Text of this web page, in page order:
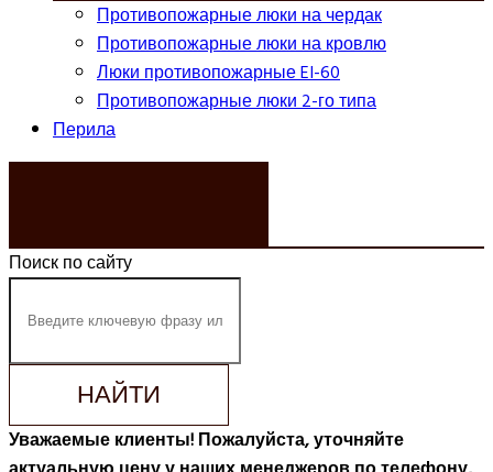
Противопожарные люки на чердак
Противопожарные люки на кровлю
Люки противопожарные EI-60
Противопожарные люки 2-го типа
Перила
Поиск по сайту
НАЙТИ
Уважаемые клиенты! Пожалуйста, уточняйте